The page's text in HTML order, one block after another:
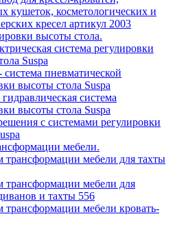
кушеток, косметологических и
кресел артикул 2003
высоты стола.
система регулировки
Suspa
система пневматической
высоты стола Suspa
система
высоты стола Suspa
с системами регулировки
мебели.
трансформации мебели для тахты
трансформации мебели для
и тахты 556
трансформации мебели кровать-